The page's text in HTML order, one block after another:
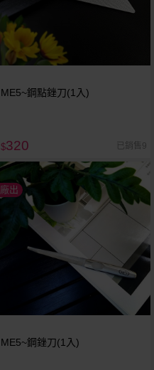
ME5~鋼點銼刀(1入)
$320 已銷售9
廠出
ME5~鋼銼刀(1入)